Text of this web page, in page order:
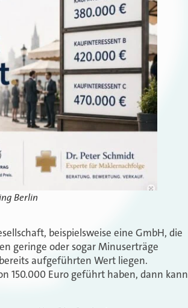
Berlin
beispielsweise eine GmbH, die
geringe oder sogar Minuserträge
aufgeführten Wert liegen.
150.000 Euro geführt haben, dann kann